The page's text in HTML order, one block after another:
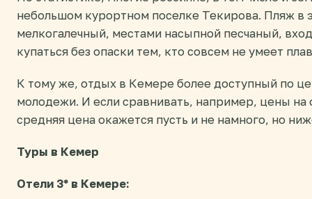
небольшом курортном поселке Текирова. Пляж в
мелкогалечный, местами насыпной песчаный,
купаться без опаски тем, кто совсем не умеет
К тому же, отдых в Кемере более доступный по
молодежи. И если сравнивать, например, цены на
средняя цена окажется пусть и не намного, но
Туры в Кемер
Отели 3* в Кемере: